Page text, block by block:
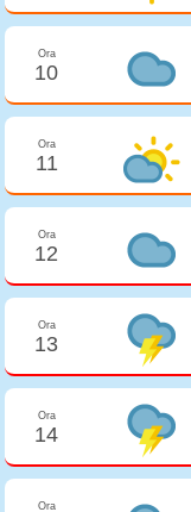
Ora
10
Ora
11
Ora
12
Ora
13
Ora
14
Ora